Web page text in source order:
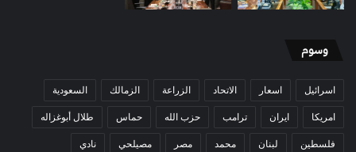
وسوم
اسرائيل اسعار الاتحاد الزراعة الزمالك السعودية
امريكا ايران ترامب حزب الله حماس طلال أبوغزاله
فلسطين لبنان محمد مصر مصيلحي نادي